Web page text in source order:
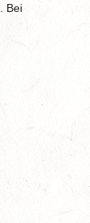
Bei